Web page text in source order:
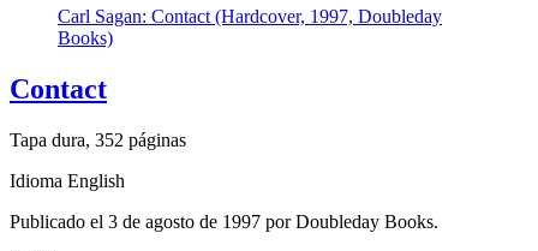
Carl Sagan: Contact (Hardcover, 1997, Doubleday
Books)
Contact
Tapa dura, 352 páginas
Idioma English
Publicado el 3 de agosto de 1997 por Doubleday Books.